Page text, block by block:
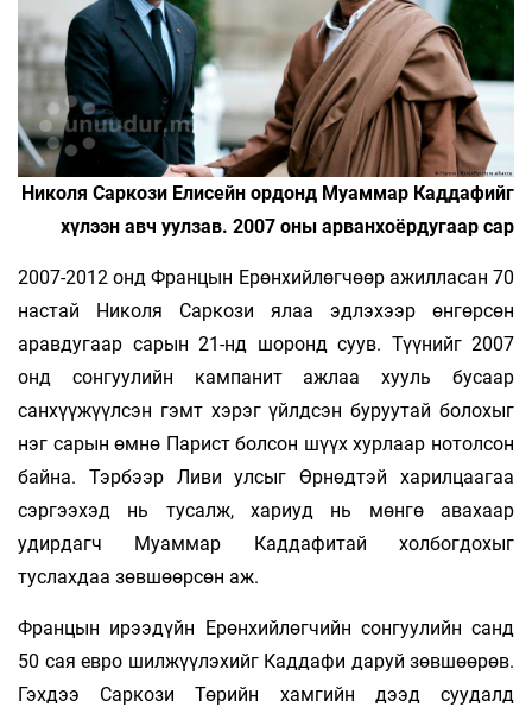
Николя Саркози Елисейн ордонд Муаммар Каддафийг
хүлээн авч уулзав. 2007 оны арванхоёрдугаар сар
2007-2012 онд Францын Ерөнхийлөгчөөр ажилласан 70
настай Николя Саркози ялаа эдлэхээр өнгөрсөн
аравдугаар сарын 21-нд шоронд суув. Түүнийг 2007
онд сонгуулийн кампанит ажлаа хууль бусаар
санхүүжүүлсэн гэмт хэрэг үйлдсэн буруутай болохыг
нэг сарын өмнө Парист болсон шүүх хурлаар нотолсон
байна. Тэрбээр Ливи улсыг Өрнөдтэй харилцаагаа
сэргээхэд нь тусалж, хариуд нь мөнгө авахаар
удирдагч Муаммар Каддафитай холбогдохыг
туслахдаа зөвшөөрсөн аж.
Францын ирээдүйн Ерөнхийлөгчийн сонгуулийн санд
50 сая евро шилжүүлэхийг Каддафи даруй зөвшөөрөв.
Гэхдээ Саркози Төрийн хамгийн дээд суудалд